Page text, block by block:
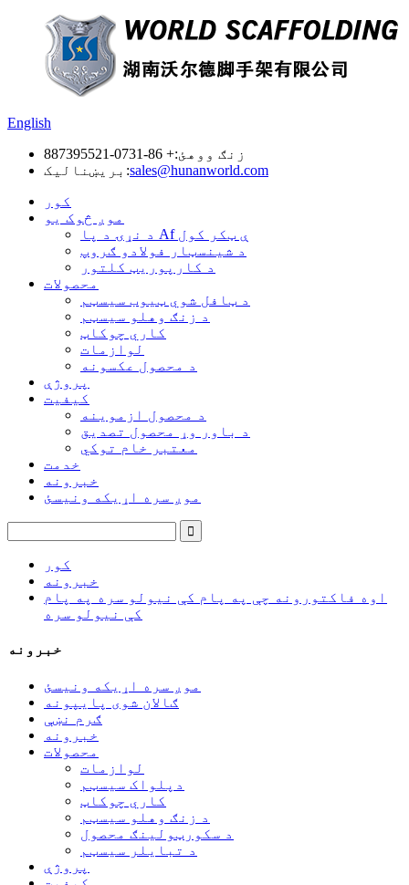
English
زنګ ووهئ:+ 86-0731-887395521
بریښنالیک:sales@hunanworld.com
کور
موږ څوک یو
د نړۍ د پا Af ې ټکر کول
د شینسټار فولادو ګروپ
د کارپوریټ کلتور
محصولات
د ټافل شوي ټیوب سیسټم
د زنګ وهلو سیسټم
کاري چوکاټ
لوازمات
د محصول عکسونه
پروژې
کیفیت
د محصول ازموینه
د باور وړ محصول تصدیق
معتبر خام توکي
خدمت
خبرونه
موږ سره اړیکه ونیسئ
کور
خبرونه
اوه فاکتورونه چې په پام کې نیولو سره په پام
کې نیولو سره
خبرونه
موږ سره اړیکه ونیسئ
ګالان شوی پایپونه
ګرم نښې
خبرونه
محصولات
لوازمات
دپلواک سیسټم
کاري چوکاټ
د زنګ وهلو سیسټم
د سکورټولینګ محصول
د تبایلر سیسټم
پروژې